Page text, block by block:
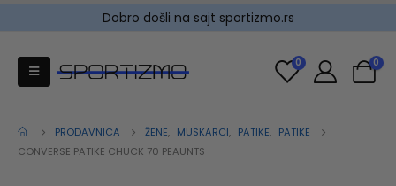
Dobro došli na sajt sportizmo.rs
0 0
PRODAVNICA ŽENE, MUSKARCI, PATIKE, PATIKE
CONVERSE PATIKE CHUCK 70 PEAUNTS